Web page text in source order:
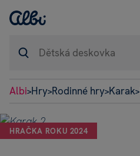
Albi>Hry>Rodinné hry>Karak>
HRAČKA ROKU 2024